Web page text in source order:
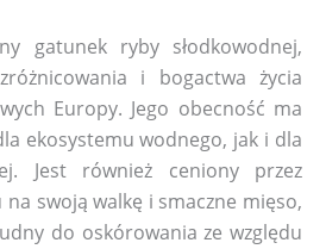
gatunek ryby słodkowodnej,
i bogactwa życia
Europy. Jego obecność ma
ekosystemu wodnego, jak i dla
Jest również ceniony przez
na swoją walkę i smaczne mięso,
do oskórowania ze względu